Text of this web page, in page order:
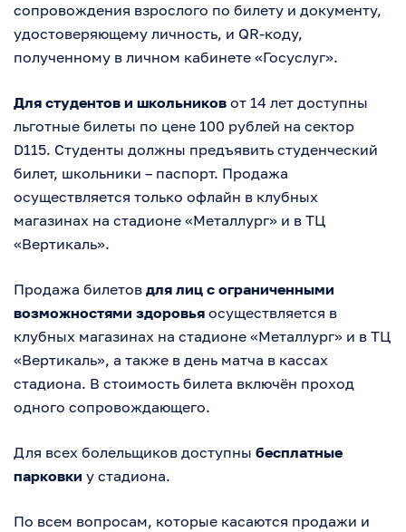
сопровождения взрослого по билету и документу,
удостоверяющему личность, и QR-коду,
полученному в личном кабинете «Госуслуг».
Для студентов и школьников от 14 лет доступны
льготные билеты по цене 100 рублей на сектор
D115. Студенты должны предъявить студенческий
билет, школьники – паспорт. Продажа
осуществляется только офлайн в клубных
магазинах на стадионе «Металлург» и в ТЦ
«Вертикаль».
Продажа билетов для лиц с ограниченными
возможностями здоровья осуществляется в
клубных магазинах на стадионе «Металлург» и в ТЦ
«Вертикаль», а также в день матча в кассах
стадиона. В стоимость билета включён проход
одного сопровождающего.
Для всех болельщиков доступны бесплатные
парковки у стадиона.
По всем вопросам, которые касаются продажи и